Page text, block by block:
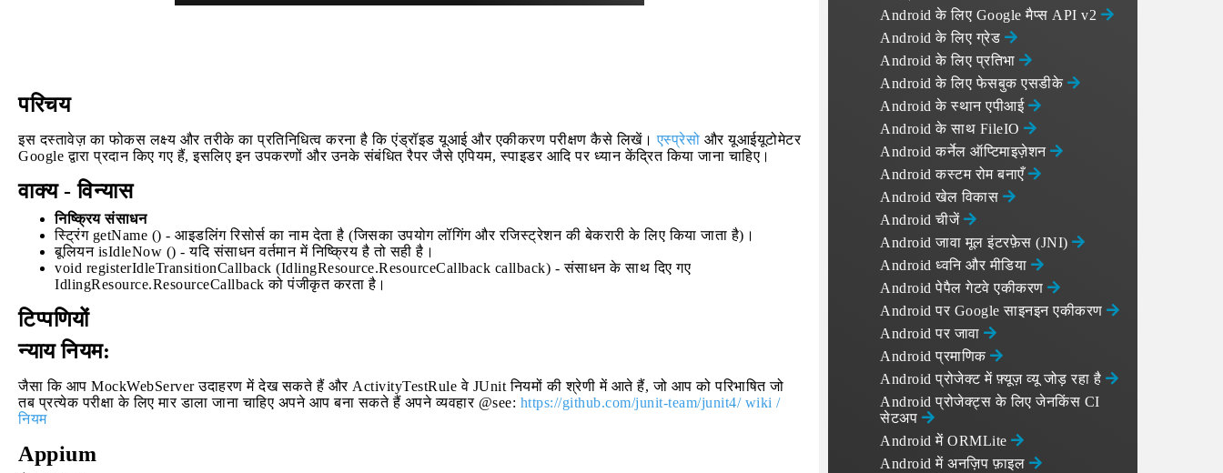
परिचय
इस दस्तावेज़ का फोकस लक्ष्य और तरीके का प्रतिनिधित्व करना है कि एंड्रॉइड यूआई और एकीकरण परीक्षण कैसे लिखें।एस्प्रेसो और यूआईयूटोमेटर
Google द्वारा प्रदान किए गए हैं, इसलिए इन उपकरणों और उनके संबंधित रैपर जैसे एपियम, स्पाइडर आदि पर ध्यान केंद्रित किया जाना चाहिए।
वाक्य - विन्यास
निष्क्रिय संसाधन
स्ट्रिंग getName () - आइडलिंग रिसोर्स का नाम देता है (जिसका उपयोग लॉगिंग और रजिस्ट्रेशन की बेकरारी के लिए किया जाता है)।
बूलियन isIdleNow () - यदि संसाधन वर्तमान में निष्क्रिय है तो सही है।
void registerIdleTransitionCallback (IdlingResource.ResourceCallback callback) - संसाधन के साथ दिए गए
IdlingResource.ResourceCallback को पंजीकृत करता है।
टिप्पणियों
न्याय नियम:
जैसा कि आप MockWebServer उदाहरण में देख सकते हैं और ActivityTestRule वे JUnit नियमों की श्रेणी में आते हैं, जो आप को परिभाषित जो
तब प्रत्येक परीक्षा के लिए मार डाला जाना चाहिए अपने आप बना सकते हैं अपने व्यवहार @see: https://github.com/junit-team/junit4/ wiki /
नियम
Appium
Android के लिए Google मैप्स API v2
Android के लिए ग्रेड
Android के लिए प्रतिभा
Android के लिए फेसबुक एसडीके
Android के स्थान एपीआई
Android के साथ FileIO
Android कर्नेल ऑप्टिमाइज़ेशन
Android कस्टम रोम बनाएँ
Android खेल विकास
Android चीजें
Android जावा मूल इंटरफ़ेस (JNI)
Android ध्वनि और मीडिया
Android पेपैल गेटवे एकीकरण
Android पर Google साइनइन एकीकरण
Android पर जावा
Android प्रमाणिक
Android प्रोजेक्ट में फ़्यूज़ व्यू जोड़ रहा है
Android प्रोजेक्ट्स के लिए जेनकिंस CI
सेटअप
Android में ORMLite
Android में अनज़िप फ़ाइल